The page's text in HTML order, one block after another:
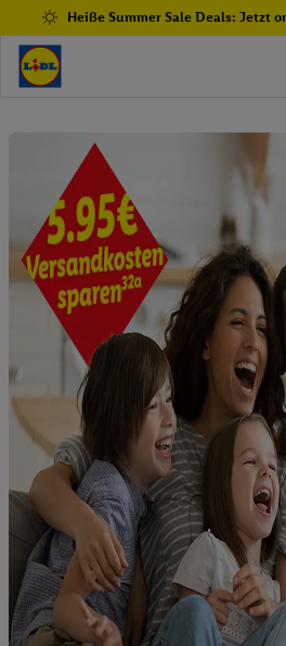
Heiße Summer Sale Deals: Jetzt